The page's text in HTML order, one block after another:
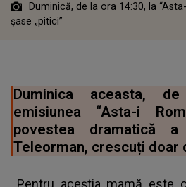
Duminică, de la ora 14:30, la
șase „pitici”
Duminica aceasta,
emisiunea “Asta-i
povestea dramatică
Teleorman, crescuți doar
Pentru aceștia mamă este